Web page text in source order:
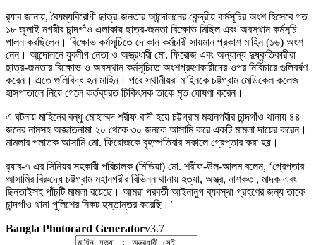
র‍্যাব জানায়, বৈষম্যবিরোধী ছাত্র-জনতার আন্দোলনের কেন্দ্রীয় কর্মসূচির অংশ হিসেবে গত
১৮ জুলাই নগরীর চান্দগাঁও এলাকায় ছাত্র-জনতা বিক্ষোভ মিছিল এবং অবস্থান কর্মসূচি
পালন করছিলেন। বিক্ষোভ কর্মসূচিতে দোকান কর্মচারী সায়মান প্রকাশ মাহিন (১৬) অংশ
নেন। আন্দোলনে যুবলীগ নেতা ও অস্ত্রধারী মো. ফিরোজ এবং অন্যান্য দুষ্কৃতিকারীরা
ছাত্র-জনতার বিক্ষোভ ও অবস্থান কর্মসূচিতে অংশগ্রহণকারীদের ওপর নির্বিচারে গুলিবর্ষণ
করেন। এতে গুলিবিদ্ধ হন মাহিন। পরে স্থানীয়রা মাহিনকে চট্টগ্রাম মেডিকেল কলেজ
হাসপাতালে নিয়ে গেলে কর্তব্যরত চিকিৎসক তাকে মৃত ঘোষণা করেন।
এ ঘটনায় মাহিনের বন্ধু মোহাম্মদ শরীফ বাদী হয়ে চট্টগ্রাম মহানগরীর চান্দগাঁও থানায় ৪৪
জনের নামসহ অজ্ঞাতনামা ২০ থেকে ৩০ জনকে আসামি করে একটি মামলা দায়ের করেন।
মামলার পলাতক আসামি মো. ফিরোজকে বৃহস্পতিবার সকালে গ্রেপ্তার করা হয়।
র‌্যাব-৭ এর সিনিয়র সহকারী পরিচালক (মিডিয়া) মো. শরীফ-উল-আলম বলেন, ‘গ্রেপ্তার
আসামির বিরুদ্ধে চট্টগ্রাম মহানগরীর বিভিন্ন থানায় হত্যা, অস্ত্র, নাশকতা, মাদক এবং
ছিনতাইসহ পাঁচটি মামলা রয়েছে। আমরা পরবর্তী আইনানুগ ব্যবস্থা গ্রহণের জন্য তাকে
চান্দগাঁও থানা পুলিশের নিকট হস্তান্তর করেছি।’
Bangla Photocard Generatorv3.7